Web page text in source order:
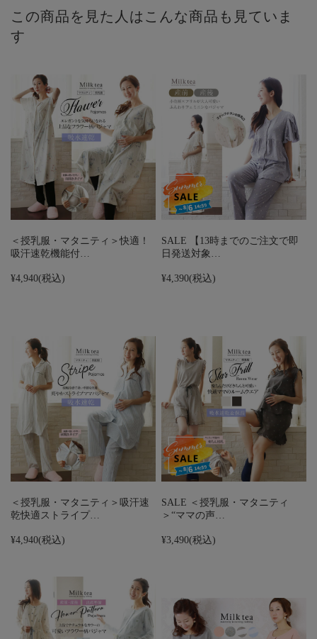
この商品を見た人はこんな商品も見ていま
す
＜授乳服・マタニティ＞快適！
吸汗速乾機能付…
¥4,940(税込)
SALE 【13時までのご注文で即
日発送対象…
¥4,390(税込)
＜授乳服・マタニティ＞吸汗速
乾快適ストライプ…
¥4,940(税込)
SALE ＜授乳服・マタニティ
＞“ママの声…
¥3,490(税込)